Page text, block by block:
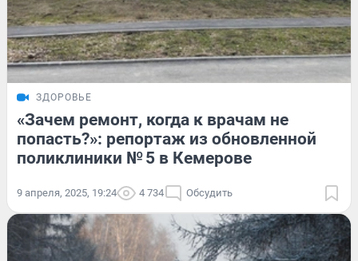
ЗДОРОВЬЕ
«Зачем ремонт, когда к врачам не
попасть?»: репортаж из обновленной
поликлиники № 5 в Кемерове
9 апреля, 2025, 19:24 4 734 Обсудить